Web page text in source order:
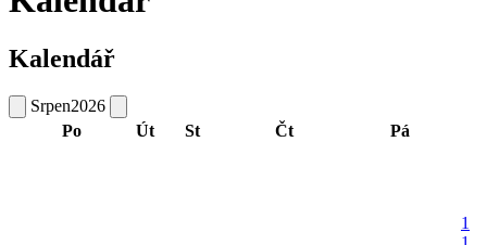
Kalendář
Srpen2026
Po
Út St Čt Pá
1